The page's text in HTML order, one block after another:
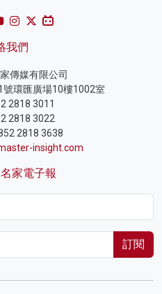
我們
傳媒有限公司
號環匯廣場10樓1002室
2818 3011
2818 3022
2818 3638
insight.com
家電子報
訂閱